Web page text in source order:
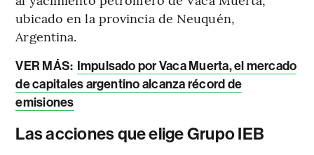
ubicado en la provincia de Neuquén,
Argentina.
VER MÁS: Impulsado por Vaca Muerta, el mercado
de capitales argentino alcanza récord de
emisiones
Las acciones que elige Grupo IEB